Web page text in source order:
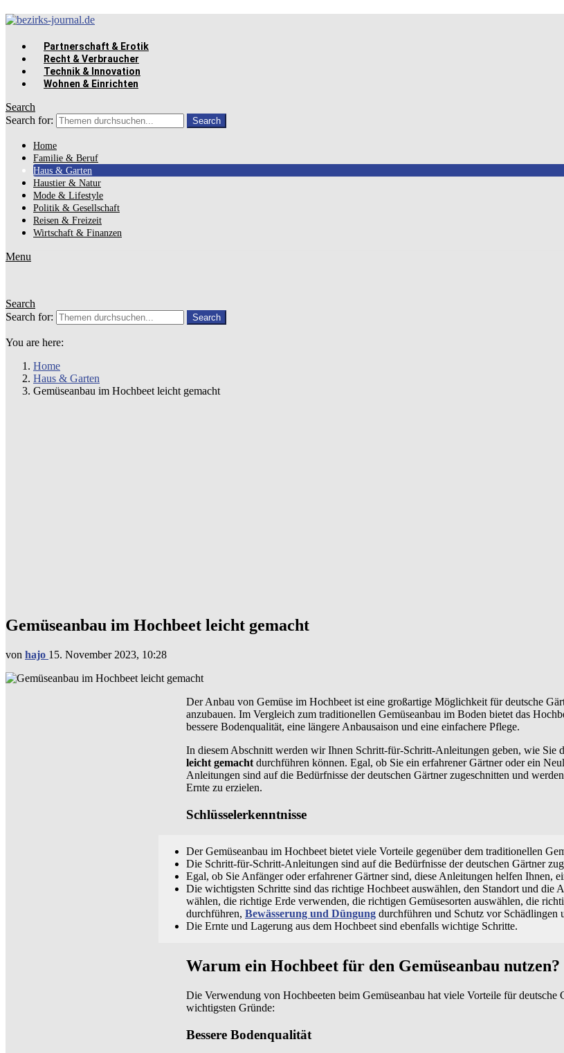
Partnerschaft & Erotik
Recht & Verbraucher
Technik & Innovation
Wohnen & Einrichten
Search
Search for:
Search
Home
Familie & Beruf
Haus & Garten
Haustier & Natur
Mode & Lifestyle
Politik & Gesellschaft
Reisen & Freizeit
Wirtschaft & Finanzen
Menu
Search
Search for:
Search
You are here:
Home
Haus & Garten
Gemüseanbau im Hochbeet leicht gemacht
Gemüseanbau im Hochbeet leicht gemacht
von hajo 15. November 2023, 10:28
Der Anbau von Gemüse im Hochbeet ist eine großartige Möglichkeit für deutsche
anzubauen. Im Vergleich zum traditionellen Gemüseanbau im Boden bietet das
bessere Bodenqualität, eine längere Anbausaison und eine einfachere Pflege.
In diesem Abschnitt werden wir Ihnen Schritt-für-Schritt-Anleitungen geben, wie Sie
leicht gemacht durchführen können. Egal, ob Sie ein erfahrener Gärtner oder ein
Anleitungen sind auf die Bedürfnisse der deutschen Gärtner zugeschnitten und
Ernte zu erzielen.
Schlüsselerkenntnisse
Der Gemüseanbau im Hochbeet bietet viele Vorteile gegenüber dem traditionellen
Die Schritt-für-Schritt-Anleitungen sind auf die Bedürfnisse der deutschen Gärtner
Egal, ob Sie Anfänger oder erfahrener Gärtner sind, diese Anleitungen helfen Ihnen,
Die wichtigsten Schritte sind das richtige Hochbeet auswählen, den Standort und die
wählen, die richtige Erde verwenden, die richtigen Gemüsesorten auswählen, die
durchführen, Bewässerung und Düngung durchführen und Schutz vor Schädlingen
Die Ernte und Lagerung aus dem Hochbeet sind ebenfalls wichtige Schritte.
Warum ein Hochbeet für den Gemüseanbau nutzen?
Die Verwendung von Hochbeeten beim Gemüseanbau hat viele Vorteile für deutsche
wichtigsten Gründe:
Bessere Bodenqualität